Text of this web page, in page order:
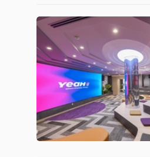
NĂNG
LƯỢNG
NGUYÊN
VẬT